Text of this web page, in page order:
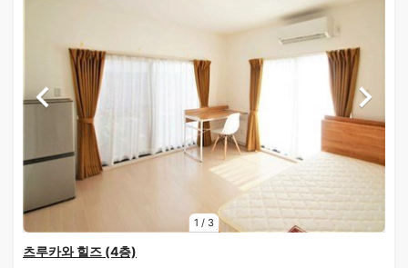
1 / 3
츠루카와 힐즈 (4층)